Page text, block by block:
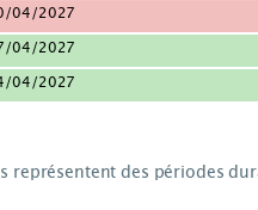
04/2027
04/2027
04/2027
représentent des périodes